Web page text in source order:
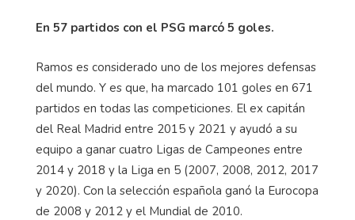
En 57 partidos con el PSG marcó 5 goles.
Ramos es considerado uno de los mejores defensas
del mundo. Y es que, ha marcado 101 goles en 671
partidos en todas las competiciones. El ex capitán
del Real Madrid entre 2015 y 2021 y ayudó a su
equipo a ganar cuatro Ligas de Campeones entre
2014 y 2018 y la Liga en 5 (2007, 2008, 2012, 2017
y 2020). Con la selección española ganó la Eurocopa
de 2008 y 2012 y el Mundial de 2010.